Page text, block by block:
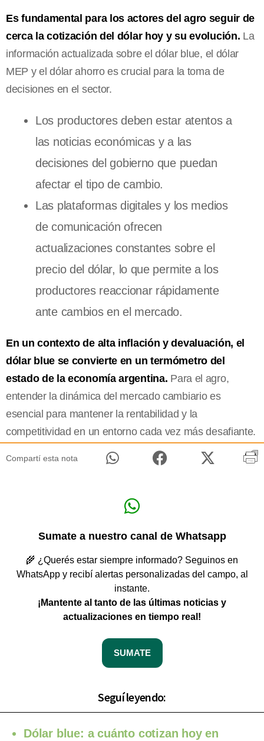
Es fundamental para los actores del agro seguir de
cerca la cotización del dólar hoy y su evolución. La
información actualizada sobre el dólar blue, el dólar
MEP y el dólar ahorro es crucial para la toma de
decisiones en el sector.
Los productores deben estar atentos a
las noticias económicas y a las
decisiones del gobierno que puedan
afectar el tipo de cambio.
Las plataformas digitales y los medios
de comunicación ofrecen
actualizaciones constantes sobre el
precio del dólar, lo que permite a los
productores reaccionar rápidamente
ante cambios en el mercado.
En un contexto de alta inflación y devaluación, el
dólar blue se convierte en un termómetro del
estado de la economía argentina. Para el agro,
entender la dinámica del mercado cambiario es
esencial para mantener la rentabilidad y la
competitividad en un entorno cada vez más desafiante.
Compartí esta nota
Sumate a nuestro canal de Whatsapp
🌾 ¿Querés estar siempre informado? Seguinos en
WhatsApp y recibí alertas personalizadas del campo, al
instante.
¡Mantente al tanto de las últimas noticias y
actualizaciones en tiempo real!
SUMATE
Seguí leyendo:
Dólar blue: a cuánto cotizan hoy en